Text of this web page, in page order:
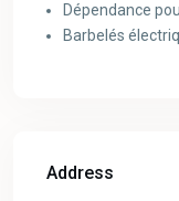
Dépendance
Barbelés
Address